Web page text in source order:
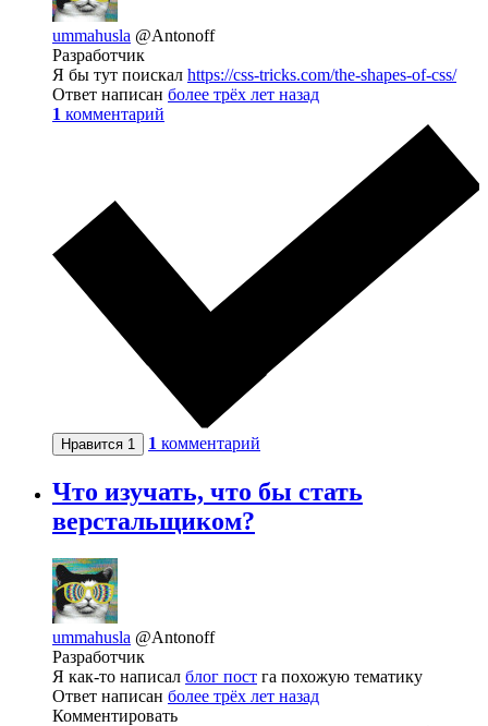
ummahusla @Antonoff
Разработчик
Я бы тут поискал https://css-tricks.com/the-shapes-of-css/
Ответ написан более трёх лет назад
1 комментарий
Нравится 1 1 комментарий
Что изучать, что бы стать
верстальщиком?
ummahusla @Antonoff
Разработчик
Я как-то написал блог пост га похожую тематику
Ответ написан более трёх лет назад
Комментировать